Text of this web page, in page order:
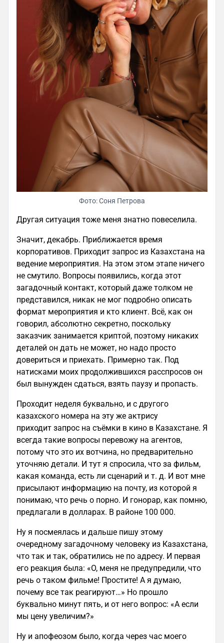
Фото: Соня Петрова
Другая ситуация тоже меня знатно повеселила.
Значит, декабрь. Приближается время
корпоративов. Приходит запрос из Казахстана на
ведение мероприятия. На этом этом этапе ничего
не смутило. Вопросы появились, когда этот
загадочный контакт, который даже толком не
представился, никак не мог подробно описать
формат мероприятия и кто клиент. Всё, как он
говорил, абсолютно секретно, поскольку
заказчик занимается криптой, поэтому никаких
деталей он дать не может, но надо просто
довериться и приехать. Примерно так. Под
натисками моих продолжившихся расспросов он
был вынужден сдаться, взять паузу и пропасть.
Проходит неделя буквально, и с другого
казахского номера на эту же актрису
приходит запрос на съёмки в кино в Казахстане. Я
всегда такие вопросы перевожу на агентов,
потому что это их вотчина, но предварительно
уточняю детали. И тут я спросила, что за фильм,
какая команда, есть ли сценарий и т. д. И вот мне
присылают информацию на почту, из которой я
понимаю, что речь о порно. И гонорар, как помню,
предлагали в долларах. В районе 100 000.
Ну я посмеялась и дальше пишу этому
очередному загадочному человеку из Казахстана,
что так и так, обратились не по адресу. И первая
его реакция была: «О, меня не предупредили, что
речь о таком фильме! Простите! А я думаю,
почему все так реагируют…» Но прошло
буквально минут пять, и от него вопрос: «А если
мы цену увеличим?»
Ну и апофеозом было, когда через час моего